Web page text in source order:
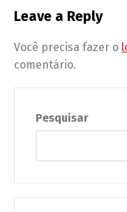
Leave a Reply
Você precisa fazer o
comentário.
Pesquisar